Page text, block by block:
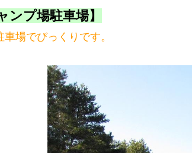
ンプ場駐車場】
場でびっくりです。